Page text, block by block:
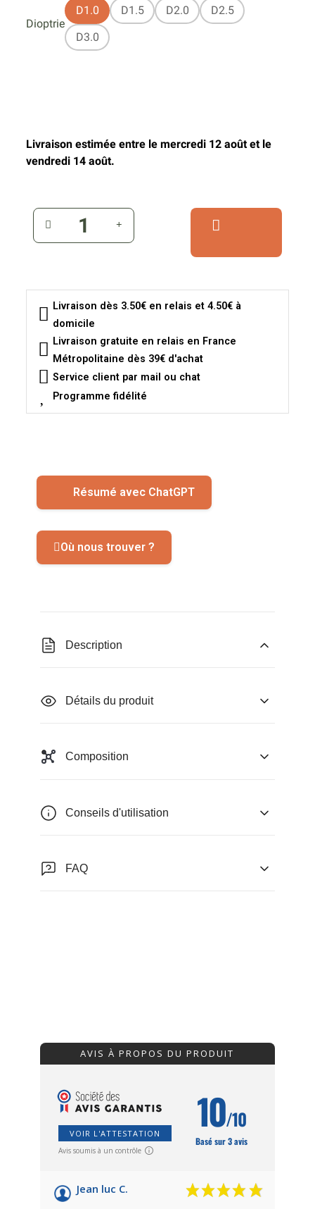
Dioptrie
D1.0 D1.5 D2.0
D2.5
D3.0
Livraison estimée entre le mercredi 12 août et le
vendredi 14 août.
Livraison dès 3.50€ en relais et 4.50€ à
domicile
Livraison gratuite en relais en France
Métropolitaine dès 39€ d'achat
Service client par mail ou chat
Programme fidélité
Résumé avec ChatGPT
Où nous trouver ?
Description
Détails du produit
Composition
Conseils d'utilisation
FAQ
AVIS À PROPOS DU PRODUIT
VOIR L'ATTESTATION
Avis soumis à un contrôle
10/10
Basé sur 3 avis
Jean luc C.